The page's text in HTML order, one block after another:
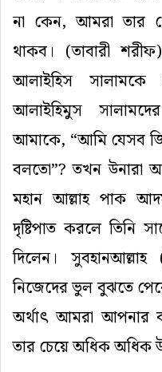
না কেন, আমরা তার
থাকব। (তাবারী
আলাইহিস
আলাইহিমুস
আমাকে, “আমি যেসব
বলতো”? তখন উনারা
মহান আল্লাহ পাক
দৃষ্টিপাত করলে তিনি
দিলেন। সুবহানআল্লাহ
নিজেদের ভুল বুঝতে
অর্থাৎ আমরা আপনার
তার চেয়ে অধিক অধিক